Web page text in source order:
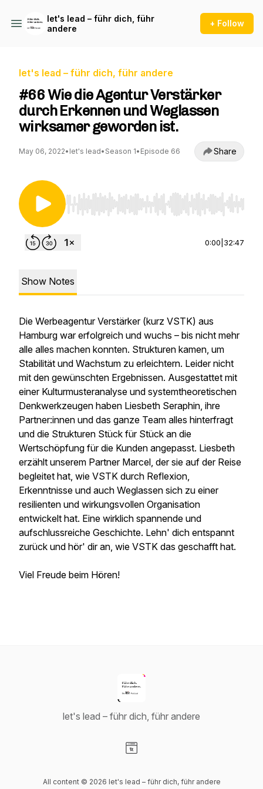
let's lead – führ dich, führ
andere
+ Follow
let's lead – führ dich, führ andere
#66 Wie die Agentur Verstärker
durch Erkennen und Weglassen
wirksamer geworden ist.
May 06, 2022• let's lead• Season 1• Episode 66 Share
Use Left/Right to seek, Home/End to jump to
0:00 32:47
Show Notes
Die Werbeagentur Verstärker (kurz VSTK) aus
Hamburg war erfolgreich und wuchs – bis nicht mehr
alle alles machen konnten. Strukturen kamen, um
Stabilität und Wachstum zu erleichtern. Leider nicht
mit den gewünschten Ergebnissen. Ausgestattet mit
einer Kulturmusteranalyse und systemtheoretischen
Denkwerkzeugen haben Liesbeth Seraphin, ihre
Partner:innen und das ganze Team alles hinterfragt
und die Strukturen Stück für Stück an die
Wertschöpfung für die Kunden angepasst. Liesbeth
erzählt unserem Partner Marcel, der sie auf der Reise
begleitet hat, wie VSTK durch Reflexion,
Erkenntnisse und auch Weglassen sich zu einer
resilienten und wirkungsvollen Organisation
entwickelt hat. Eine wirklich spannende und
aufschlussreiche Geschichte. Lehn' dich entspannt
zurück und hör' dir an, wie VSTK das geschafft hat.
Viel Freude beim Hören!
let's lead – führ dich, führ andere
All content © 2026 let's lead – führ dich, führ andere